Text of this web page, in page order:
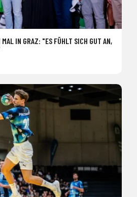
IN GRAZ: "ES FÜHLT SICH GUT AN,